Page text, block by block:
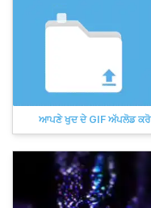
ਆਪਣੇ ਖੁਦ ਦੇ GIF ਅੱਪਲੋਡ ਕਰੋ